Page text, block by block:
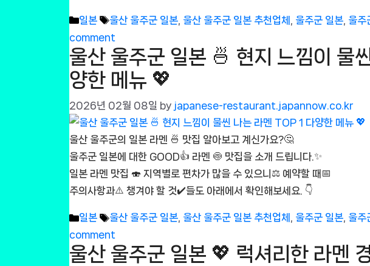
Categories
일본 Tags
울산 울주군 일본 울산 울주군 일본 추천업체 울주군 일본 울주
comment
울산 울주군 일본 🍜 현지 느낌이 물
양한 메뉴 💖
2026년 02월 08일 by japanese-restaurant.japannow.co.kr
울산 울주군의 일본 라멘 🍜 맛집 알아보고 계신가요?🤔
울주군 일본에 대한 GOOD👍 라멘 🍥 맛집을 소개 드립니다.✨
일본 라멘 맛집 🍣 지역별로 편차가 많을 수 있으니⚖️ 예약할 때📅
주의사항과⚠️ 챙겨야 할 것✔️들도 아래에서 확인해보세요. 👇
Categories
일본 Tags
울산 울주군 일본 울산 울주군 일본 추천업체 울주군 일본 울주
comment
울산 울주군 일본 💖 럭셔리한 라멘